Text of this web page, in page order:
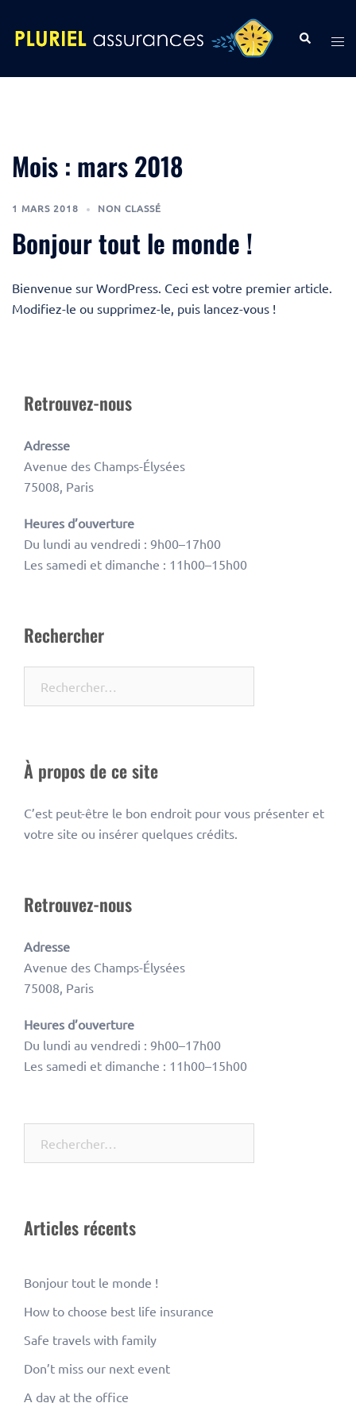
contenu
Rechercher
Mois : mars 2018
1 MARS 2018 NON CLASSÉ
Bonjour tout le monde !
Bienvenue sur WordPress. Ceci est votre premier article.
Modifiez-le ou supprimez-le, puis lancez-vous !
Retrouvez-nous
Adresse
Avenue des Champs-Élysées
75008, Paris
Heures d’ouverture
Du lundi au vendredi : 9h00–17h00
Les samedi et dimanche : 11h00–15h00
Rechercher
À propos de ce site
C’est peut-être le bon endroit pour vous présenter et
votre site ou insérer quelques crédits.
Retrouvez-nous
Adresse
Avenue des Champs-Élysées
75008, Paris
Heures d’ouverture
Du lundi au vendredi : 9h00–17h00
Les samedi et dimanche : 11h00–15h00
Articles récents
Bonjour tout le monde !
How to choose best life insurance
Safe travels with family
Don’t miss our next event
A day at the office